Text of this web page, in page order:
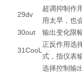
29dv
超调抑制作
用太早，也
30out 输出变化限
31CooL
正反作用选
式，指仪表
选择控制输